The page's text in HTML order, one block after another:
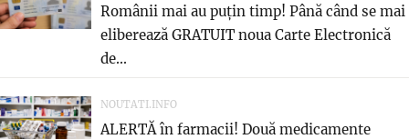
Românii mai au puțin timp! Până când se mai
eliberează GRATUIT noua Carte Electronică
de...
NOUTATI.INFO
ALERTĂ în farmacii! Două medicamente